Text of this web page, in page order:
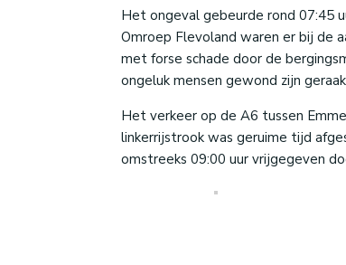
Het ongeval gebeurde rond 07:45
Omroep Flevoland waren er bij de
met forse schade door de
ongeluk mensen gewond zijn
Het verkeer op de A6 tussen
linkerrijstrook was geruime tijd
omstreeks 09:00 uur vrijgegeven